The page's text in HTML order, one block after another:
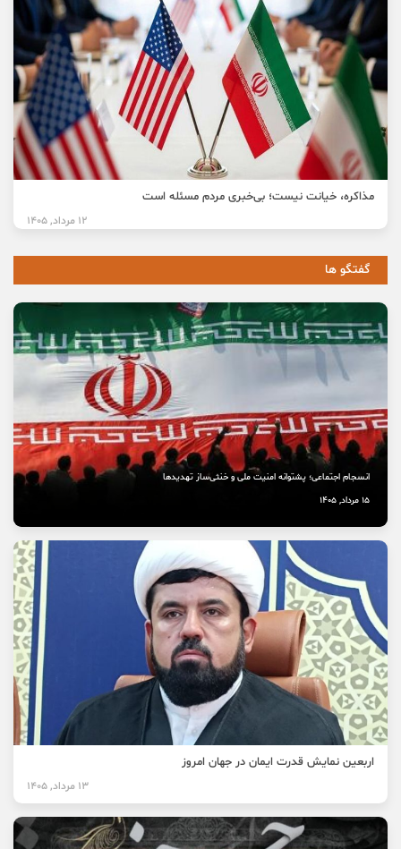
مذاکره، خیانت نیست؛ بی‌خبری مردم مسئله است
12 مرداد, 1405
گفتگو ها
انسجام اجتماعی؛ پشتوانه امنیت ملی و خنثی‌ساز تهدیدها
15 مرداد, 1405
اربعین نمایش قدرت ایمان در جهان امروز
13 مرداد, 1405